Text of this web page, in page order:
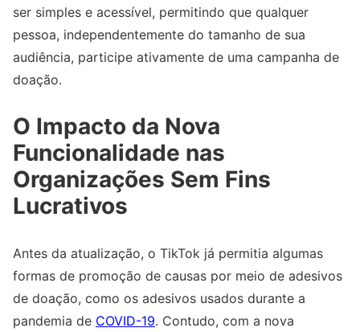
ser simples e acessível, permitindo que qualquer
pessoa, independentemente do tamanho de sua
audiência, participe ativamente de uma campanha de
doação.
O Impacto da Nova
Funcionalidade nas
Organizações Sem Fins
Lucrativos
Antes da atualização, o TikTok já permitia algumas
formas de promoção de causas por meio de adesivos
de doação, como os adesivos usados durante a
pandemia de COVID-19. Contudo, com a nova